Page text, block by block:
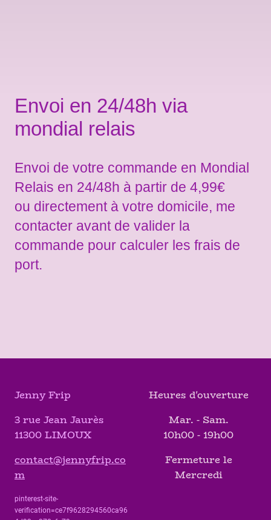
Envoi en 24/48h via
mondial relais
Envoi de votre commande en Mondial
Relais en 24/48h à partir de 4,99€
ou directement à votre domicile, me
contacter avant de valider la
commande pour calculer les frais de
port.
Jenny Frip
3 rue Jean Jaurès
11300 LIMOUX
contact@jennyfrip.co
m
pinterest-site-
verification=ce7f9628294560ca96
Heures d'ouverture
Mar. - Sam.
10h00 - 19h00
Fermeture le
Mercredi